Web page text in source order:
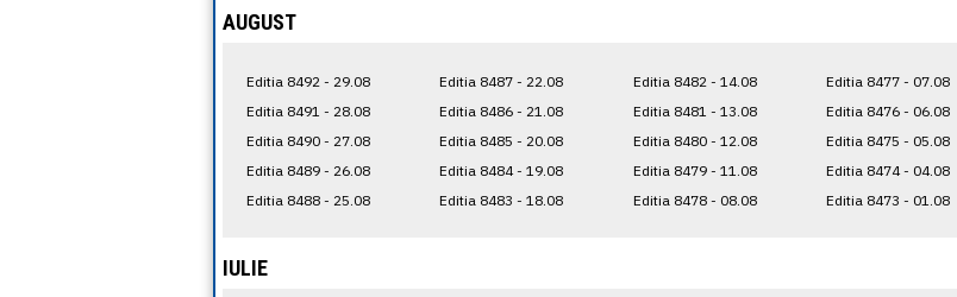
AUGUST
Editia 8492 - 29.08
Editia 8491 - 28.08
Editia 8490 - 27.08
Editia 8489 - 26.08
Editia 8488 - 25.08
Editia 8487 - 22.08
Editia 8486 - 21.08
Editia 8485 - 20.08
Editia 8484 - 19.08
Editia 8483 - 18.08
Editia 8482 - 14.08
Editia 8481 - 13.08
Editia 8480 - 12.08
Editia 8479 - 11.08
Editia 8478 - 08.08
Editia 8477 - 07.08
Editia 8476 - 06.08
Editia 8475 - 05.08
Editia 8474 - 04.08
Editia 8473 - 01.08
IULIE